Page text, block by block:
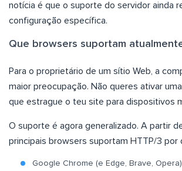
notícia é que o suporte do servidor ainda
configuração específica.
Que browsers suportam
Para o proprietário de um sítio Web, a
maior preocupação. Não queres ativar
que estrague o teu site para dispositivos
O suporte é agora generalizado. A partir
principais browsers suportam HTTP/3 por
Google Chrome (e Edge, Brave, Opera)